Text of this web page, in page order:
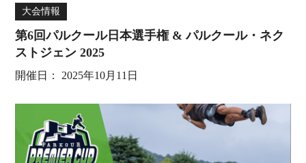
大会情報
第6回パルクール日本選手権 & パルクール・ネク
ストジェン 2025
開催日： 2025年10月11日